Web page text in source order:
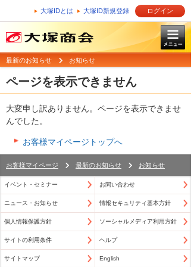
大塚IDとは 大塚ID新規登録 ログイン
最新のお知らせ お知らせ
ページを表示できません
大変申し訳ありません。ページを表示できませ
んでした。
お客様マイページトップへ
お客様マイページ 最新のお知らせ お知らせ
イベント・セミナー お問い合わせ
ニュース・お知らせ 情報セキュリティ基本方針
個人情報保護方針 ソーシャルメディア利用方針
サイトの利用条件 ヘルプ
サイトマップ English